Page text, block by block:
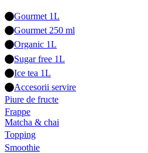
Gourmet 1L
Gourmet 250 ml
Organic 1L
Sugar free 1L
Ice tea 1L
Accesorii servire
Piure de fructe
Frappe
Matcha & chai
Topping
Smoothie